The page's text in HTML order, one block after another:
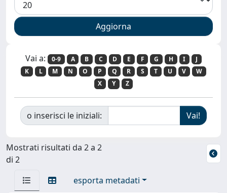
Vai a: 0-9 A B C D E F G H I
J
K
L M N O P Q R S T U V
W
X
Y Z
o inserisci le iniziali:
Mostrati risultati da 2 a 2
di 2
esporta metadati